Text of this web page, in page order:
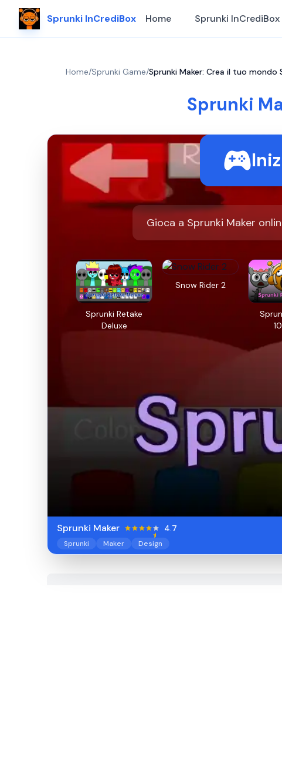
Sprunki InCrediBox Home Sprunki InCrediBox
Home/Sprunki Game/Sprunki Maker: Crea il tuo mondo
Sprunki
Gioca a Sprunki Maker
Sprunki Retake
Deluxe
Snow Rider 2
Sprunki Maker 4.7
Sprunki Maker Design